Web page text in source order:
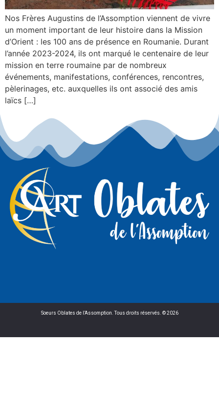
Nos Frères Augustins de l’Assomption viennent de vivre
un moment important de leur histoire dans la Mission
d’Orient : les 100 ans de présence en Roumanie. Durant
l’année 2023-2024, ils ont marqué le centenaire de leur
mission en terre roumaine par de nombreux
événements, manifestations, conférences, rencontres,
pèlerinages, etc. auxquelles ils ont associé des amis
laïcs […]
Soeurs Oblates de l’Assomption. Tous droits réservés. © 2026